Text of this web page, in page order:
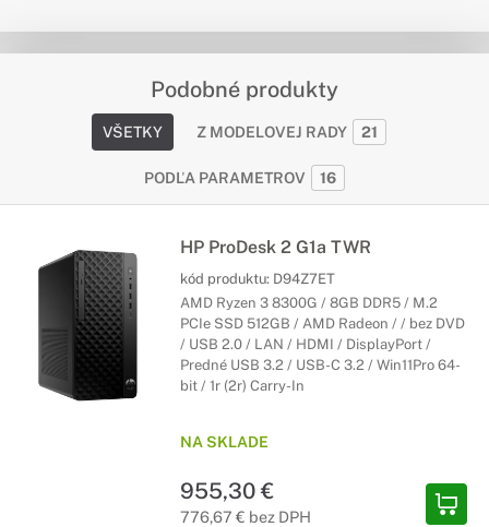
Podobné produkty
VŠETKY Z MODELOVEJ RADY 21
PODĽA PARAMETROV 16
HP ProDesk 2 G1a TWR
kód produktu: D94Z7ET
AMD Ryzen 3 8300G / 8GB DDR5 / M.2
PCIe SSD 512GB / AMD Radeon / / bez DVD
/ USB 2.0 / LAN / HDMI / DisplayPort /
Predné USB 3.2 / USB-C 3.2 / Win11Pro 64-
bit / 1r (2r) Carry-In
NA SKLADE
955,30 €
776,67 € bez DPH